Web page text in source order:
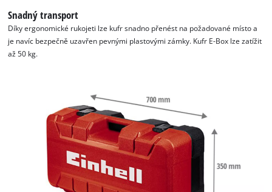
Snadný transport
Díky ergonomické rukojeti lze kufr snadno přenést na požadované místo a
je navíc bezpečně uzavřen pevnými plastovými zámky. Kufr E-Box lze zatížit
až 50 kg.